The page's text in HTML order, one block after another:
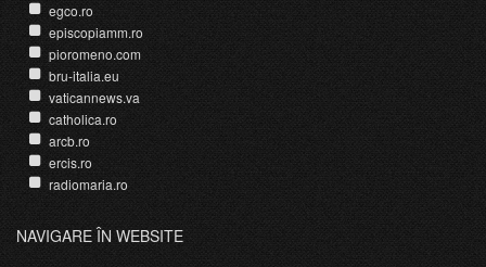
egco.ro
episcopiamm.ro
pioromeno.com
bru-italia.eu
vaticannews.va
catholica.ro
arcb.ro
ercis.ro
radiomaria.ro
NAVIGARE ÎN WEBSITE